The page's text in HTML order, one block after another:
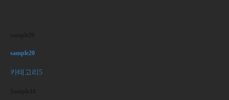
sample20
카테고리5